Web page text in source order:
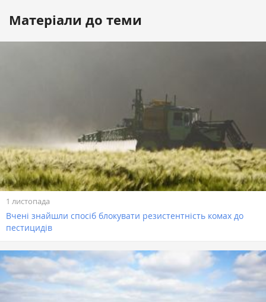
Матеріали до теми
1 листопада
Вчені знайшли спосіб блокувати резистентність комах до
пестицидів